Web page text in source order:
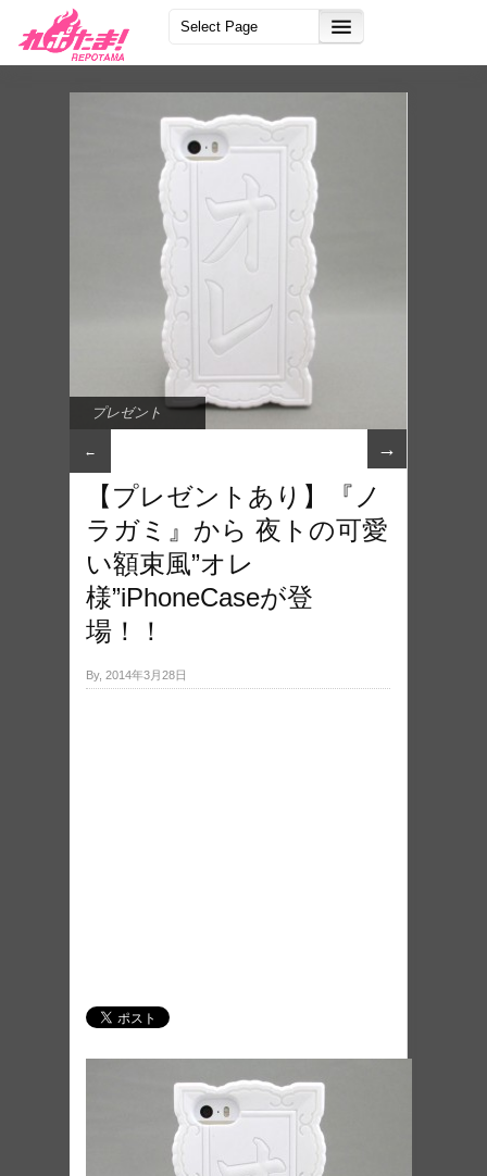
プレゼント
← →
【プレゼントあり】『ノ
ラガミ』から 夜トの可愛
い額束風”オレ
様”iPhoneCaseが登
場！！
By, 2014年3月28日